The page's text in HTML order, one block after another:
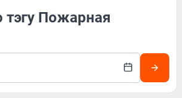
тэгу Пожарная